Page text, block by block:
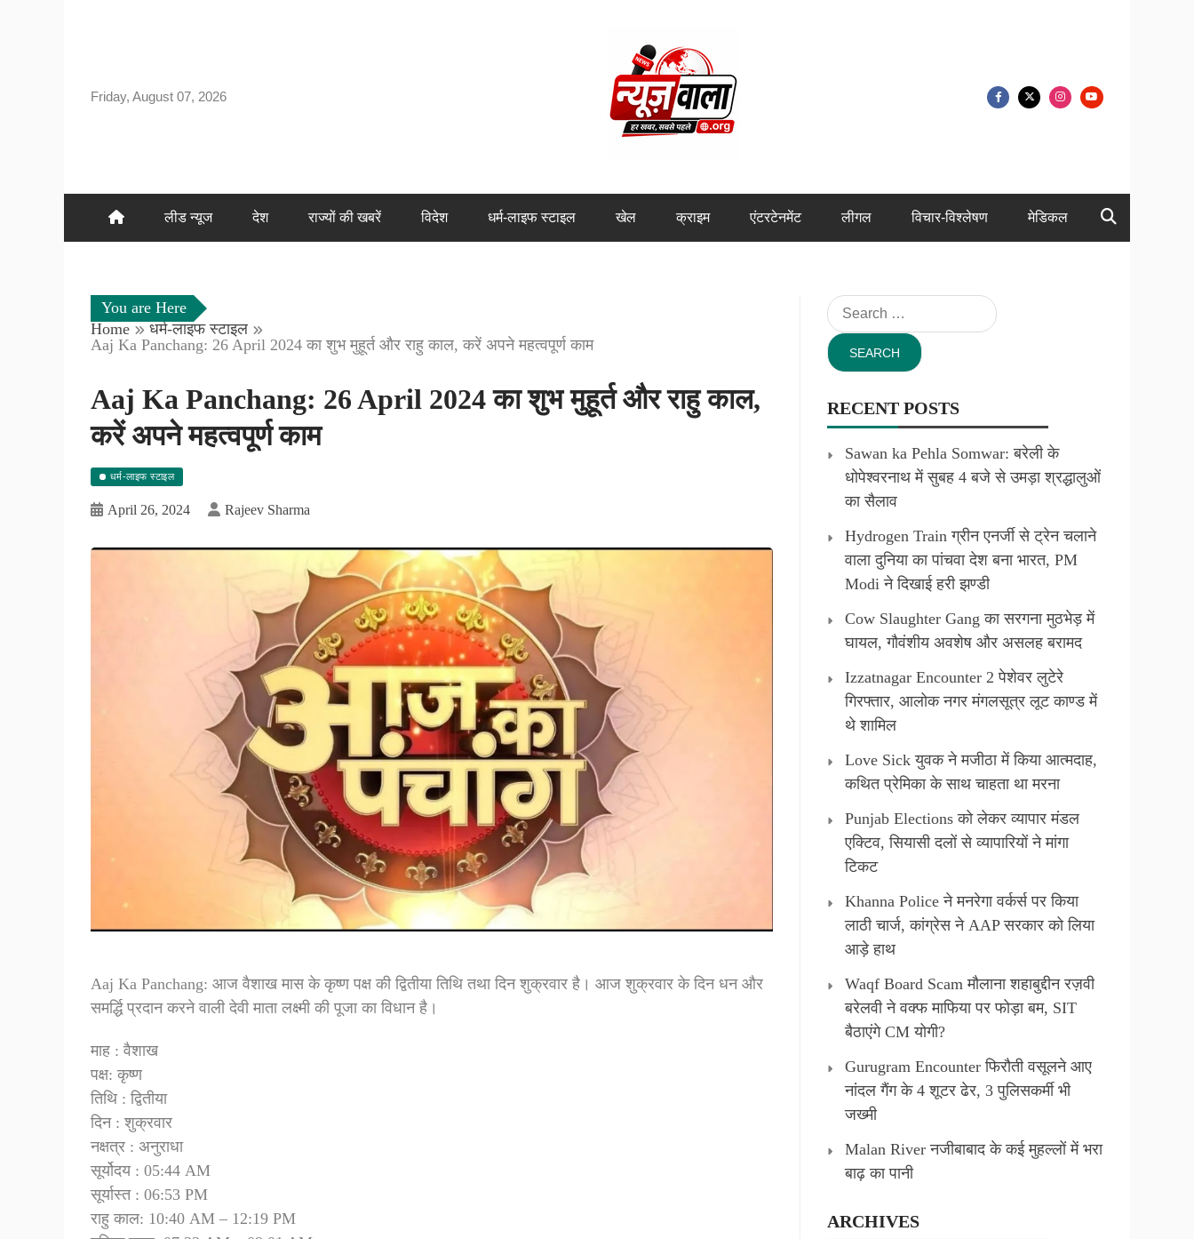
Friday, August 07, 2026
लीड न्यूज देश राज्यों की खबरें विदेश धर्म-लाइफ स्टाइल खेल क्राइम एंटरटेनमेंट लीगल विचार-विश्लेषण मेडिकल
You are Here
Home
धर्म-लाइफ स्टाइल
Aaj Ka Panchang: 26 April 2024 का शुभ मुहूर्त और राहु काल, करें अपने महत्वपूर्ण काम
Aaj Ka Panchang: 26 April 2024 का शुभ मुहूर्त और राहु काल,
करें अपने महत्वपूर्ण काम
धर्म-लाइफ स्टाइल
April 26, 2024 Rajeev Sharma
Aaj Ka Panchang: आज वैशाख मास के कृष्ण पक्ष की द्वितीया तिथि तथा दिन शुक्रवार है। आज शुक्रवार के दिन धन और
समर्द्धि प्रदान करने वाली देवी माता लक्ष्मी की पूजा का विधान है।
माह : वैशाख
पक्ष: कृष्ण
तिथि : द्वितीया
दिन : शुक्रवार
नक्षत्र : अनुराधा
सूर्योदय : 05:44 AM
सूर्यास्त : 06:53 PM
राहु काल: 10:40 AM – 12:19 PM
Search
for:
RECENT POSTS
Sawan ka Pehla Somwar: बरेली के
धोपेश्वरनाथ में सुबह 4 बजे से उमड़ा श्रद्धालुओं
का सैलाव
Hydrogen Train ग्रीन एनर्जी से ट्रेन चलाने
वाला दुनिया का पांचवा देश बना भारत, PM
Modi ने दिखाई हरी झण्डी
Cow Slaughter Gang का सरगना मुठभेड़ में
घायल, गौवंशीय अवशेष और असलह बरामद
Izzatnagar Encounter 2 पेशेवर लुटेरे
गिरफ्तार, आलोक नगर मंगलसूत्र लूट काण्‍ड में
थे शामिल
Love Sick युवक ने मजीठा में किया आत्मदाह,
कथित प्रेमिका के साथ चाहता था मरना
Punjab Elections को लेकर व्यापार मंडल
एक्टिव, सियासी दलों से व्यापारियों ने मांगा
टिकट
Khanna Police ने मनरेगा वर्कर्स पर किया
लाठी चार्ज, कांग्रेस ने AAP सरकार को लिया
आड़े हाथ
Waqf Board Scam मौलाना शहाबुद्दीन रज़वी
बरेलवी ने वक्फ माफिया पर फोड़ा बम, SIT
बैठाएंगे CM योगी?
Gurugram Encounter फिरौती वसूलने आए
नांदल गैंग के 4 शूटर ढेर, 3 पुलिसकर्मी भी
जख्मी
Malan River नजीबाबाद के कई मुहल्लों में भरा
बाढ़ का पानी
ARCHIVES